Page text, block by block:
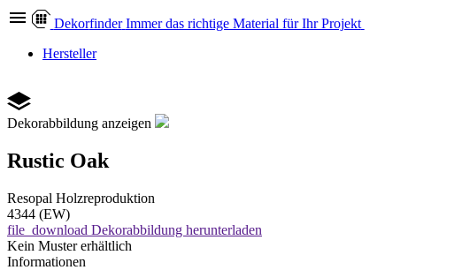
Dekorfinder Immer das richtige Material für Ihr Projekt
Hersteller
Dekorabbildung anzeigen
Rustic Oak
Resopal Holzreproduktion
4344 (EW)
file_download Dekorabbildung herunterladen
Kein Muster erhältlich
Informationen